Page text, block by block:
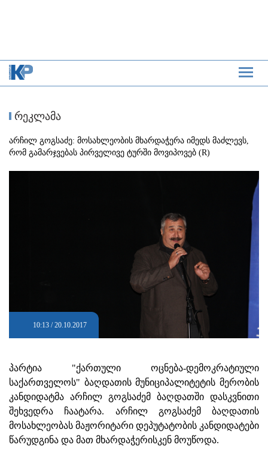
რეკლამა
არჩილ გოგსაძე: მოსახლეობის მხარდაჭერა იმედს მაძლევს,
რომ გამარჯვებას პირველივე ტურში მოვიპოვებ (R)
10:13 / 20.10.2017
პარტია "ქართული ოცნება-დემოკრატიული
საქართველოს" ბაღდათის მუნიციპალიტეტის მერობის
კანდიდატმა არჩილ გოგსაძემ ბაღდათში დასკვნითი
შეხვედრა ჩაატარა. არჩილ გოგსაძემ ბაღდათის
მოსახლეობას მაჟორიტარი დეპუტატობის კანდიდატები
წარუდგინა და მათ მხარდაჭერისკენ მოუწოდა.